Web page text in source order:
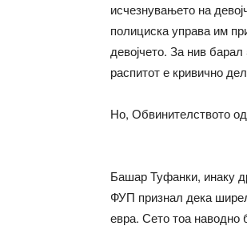
исчезнувањето на
полициска управа им
девојчето. За нив
распитот е кривично
Но, Обвинителството
Башар Туфанки, инаку
ФУП признал дека
евра. Сето тоа наводно